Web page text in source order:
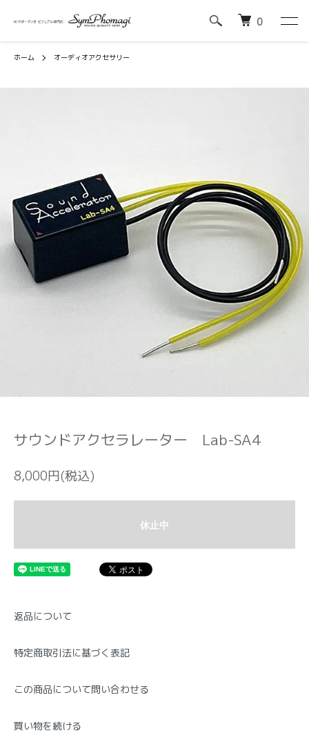
0
ホーム オーディオアクセサリー
サウンドアクセラレーター Lab-SA4
8,000円(税込)
休止中
返品について
特定商取引法に基づく表記
この商品について問い合わせる
買い物を続ける